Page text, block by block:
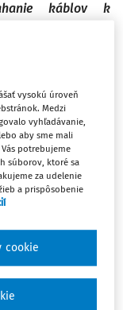
káblov k
elektrikárske
Francúzsku. Sú
podľa § 16 ods.
sa určí podľa § 15
dodanie služby
odberateľa
uvedené
dane z pridanej
na nehnuteľnosť,
vysokú úroveň
Medzi
vyhľadávanie,
aby sme mali
potrebujeme
súborov, ktoré sa
za udelenie
a prispôsobenie
cookie